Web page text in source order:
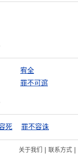
宥全
罪不可逭
死 罪不容诛
关于我们 | 联系方式|